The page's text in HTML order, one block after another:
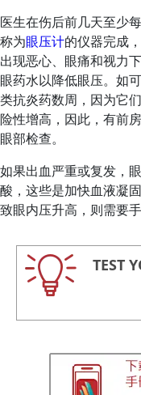
医生在伤后前几天至少
称为眼压计的仪器完成
出现恶心、眼痛和视力
眼药水以降低眼压。如
类抗炎药数周，因为它
险性增高，因此，有前
眼部检查。
如果出血严重或复发，
酸，这些是加快血液凝
致眼内压升高，则需要手
TEST